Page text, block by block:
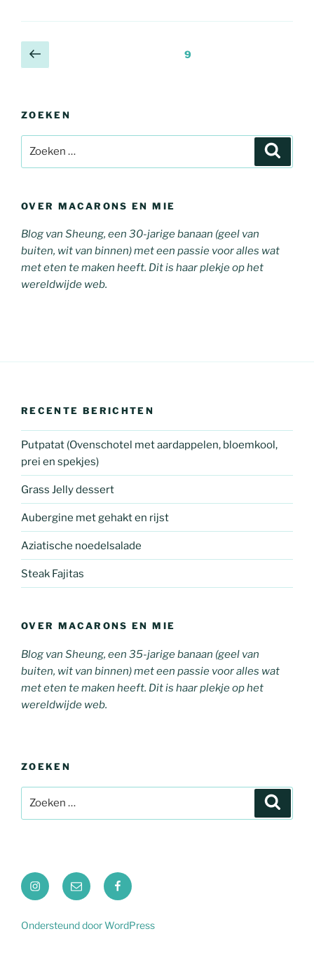
Berichtnavigatie
Vorige
pagina
Pagina9
ZOEKEN
naar:
OVER MACARONS EN MIE
Blog van Sheung, een 30-jarige banaan (geel van
buiten, wit van binnen) met een passie voor alles wat
met eten te maken heeft. Dit is haar plekje op het
wereldwijde web.
RECENTE BERICHTEN
Putpatat (Ovenschotel met aardappelen, bloemkool,
prei en spekjes)
Grass Jelly dessert
Aubergine met gehakt en rijst
Aziatische noedelsalade
Steak Fajitas
OVER MACARONS EN MIE
Blog van Sheung, een 35-jarige banaan (geel van
buiten, wit van binnen) met een passie voor alles wat
met eten te maken heeft. Dit is haar plekje op het
wereldwijde web.
ZOEKEN
naar:
Instagram
E-
mail
Facebook
Ondersteund door WordPress